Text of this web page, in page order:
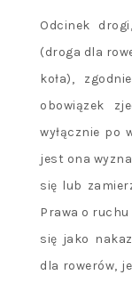
Odcinek
(droga dla
koła),
obowiązek
wyłącznie po
jest ona
się lub
Prawa o
się jako
dla rowerów,